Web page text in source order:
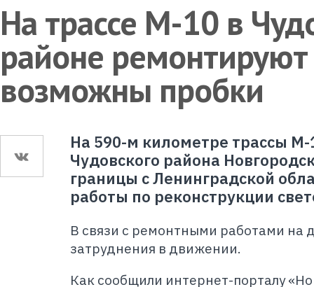
На трассе М-10 в
районе
возможны пробки
На 590-м километре трассы М-
Чудовского района
границы с Ленинградской
работы по реконструкции
В связи с ремонтными работами на
затруднения в движении.
Как сообщили интернет-порталу